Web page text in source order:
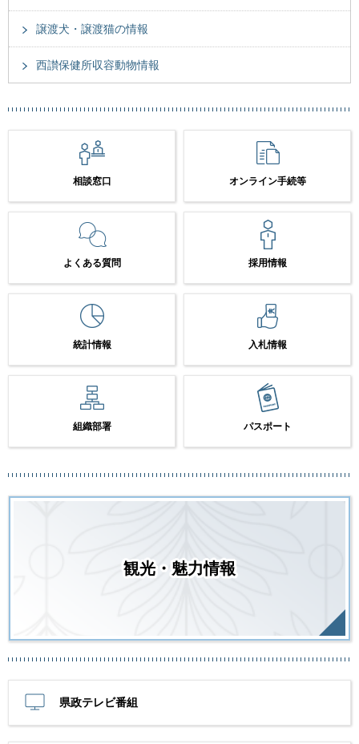
譲渡犬・譲渡猫の情報
西讃保健所収容動物情報
相談窓口 オンライン手続等
よくある質問 採用情報
統計情報 入札情報
組織部署 パスポート
観光・魅力情報
県政テレビ番組